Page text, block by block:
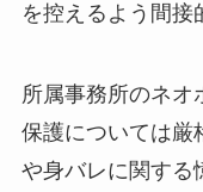
を控えるよう間接
所属事務所のネオ
保護については厳
や身バレに関する